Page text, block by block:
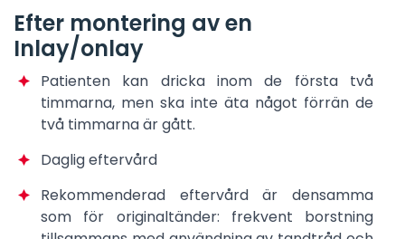
Efter montering av en
Inlay/onlay
Patienten kan dricka inom de första två
timmarna, men ska inte äta något förrän de
två timmarna är gått.
Daglig eftervård
Rekommenderad eftervård är densamma
som för originaltänder: frekvent borstning